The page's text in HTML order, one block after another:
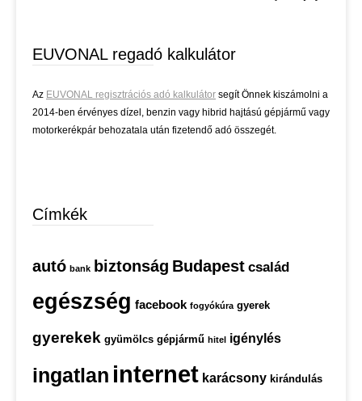
EUVONAL regadó kalkulátor
Az EUVONAL regisztrációs adó kalkulátor segít Önnek kiszámolni a
2014-ben érvényes dízel, benzin vagy hibrid hajtású gépjármű vagy
motorkerékpár behozatala után fizetendő adó összegét.
Címkék
autó bank biztonság Budapest család
egészség facebook fogyókúra gyerek
gyerekek gyümölcs gépjármű hitel igénylés
ingatlan internet karácsony kirándulás